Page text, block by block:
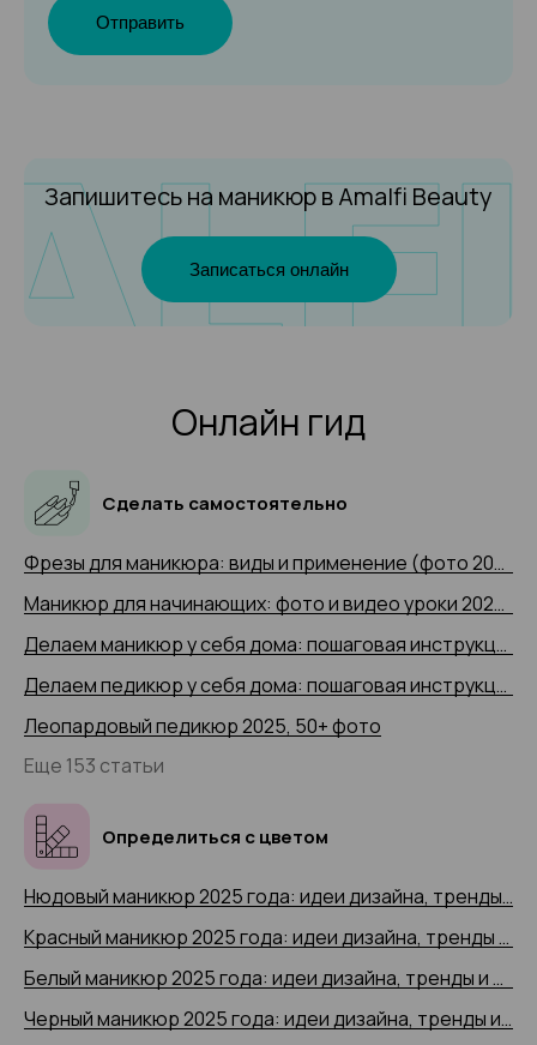
Отправить
Запишитесь на маникюрв Amalfi Beauty
Записаться онлайн
Онлайн гид
Сделать самостоятельно
Фрезы для маникюра: виды и применение (фото 2025 и видео-примеры)
Маникюр для начинающих: фото и видео уроки 2025 года
Делаем маникюр у себя дома: пошаговая инструкция 2025 (+ видео)
Делаем педикюр у себя дома: пошаговая инструкция 2025 года с 50+ фото
Леопардовый педикюр 2025, 50+ фото
Еще 153 статьи
Определиться с цветом
Нюдовый маникюр 2025 года: идеи дизайна, тренды и новинки, 200+ фото
Красный маникюр 2025 года: идеи дизайна, тренды и новинки, 200+ фото
Белый маникюр 2025 года: идеи дизайна, тренды и новинки, 200+ фото
Черный маникюр 2025 года: идеи дизайна, тренды и новинки, 200+ фото